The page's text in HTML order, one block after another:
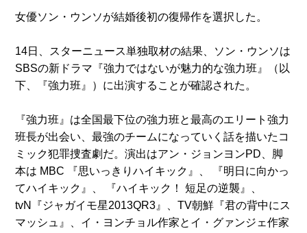
女優ソン・ウンソが結婚後初の復帰作を選択した。
14日、スターニュース単独取材の結果、ソン・ウンソは
SBSの新ドラマ『強力ではないが魅力的な強力班』（以
下、『強力班』）に出演することが確認された。
『強力班』は全国最下位の強力班と最高のエリート強力
班長が出会い、最強のチームになっていく話を描いたコ
ミック犯罪捜査劇だ。演出はアン・ジョンヨンPD、脚
本は MBC 『思いっきりハイキック』、 『明日に向かっ
てハイキック』、 『ハイキック！ 短足の逆襲』、
tvN『ジャガイモ星2013QR3』、TV朝鮮『君の背中にス
マッシュ』、イ・ヨンチョル作家とイ・グァンジェ作家